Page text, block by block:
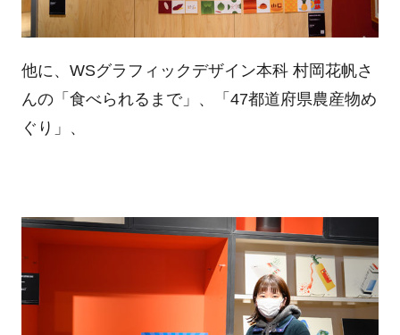
他に、WSグラフィックデザイン本科 村岡花帆さ
んの「食べられるまで」、「47都道府県農産物め
ぐり」、